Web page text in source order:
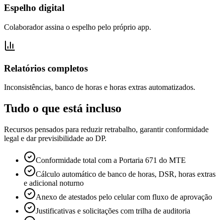
Espelho digital
Colaborador assina o espelho pelo próprio app.
Relatórios completos
Inconsistências, banco de horas e horas extras automatizados.
Tudo o que está incluso
Recursos pensados para reduzir retrabalho, garantir conformidade
legal e dar previsibilidade ao DP.
Conformidade total com a Portaria 671 do MTE
Cálculo automático de banco de horas, DSR, horas extras
e adicional noturno
Anexo de atestados pelo celular com fluxo de aprovação
Justificativas e solicitações com trilha de auditoria